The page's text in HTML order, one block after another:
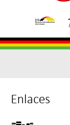
Useful
Links
Enlaces